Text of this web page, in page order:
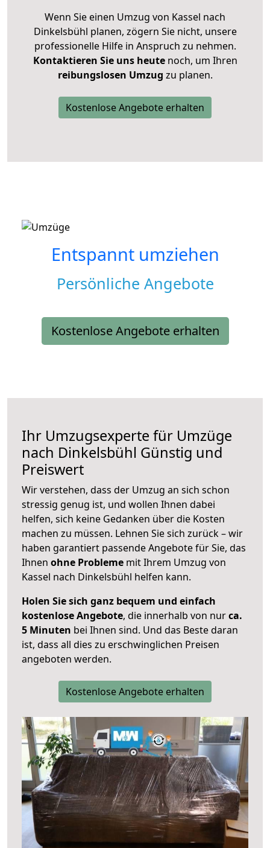
Wenn Sie einen Umzug von Kassel nach
Dinkelsbühl planen, zögern Sie nicht, unsere
professionelle Hilfe in Anspruch zu nehmen.
Kontaktieren Sie uns heutenoch, um Ihren
reibungslosen Umzug zu planen.
Kostenlose Angebote erhalten
Entspannt umziehen
Persönliche Angebote
Kostenlose Angebote erhalten
Ihr Umzugsexperte für Umzüge
nach Dinkelsbühl Günstig und
Preiswert
Wir verstehen, dass der Umzug an sich schon
stressig genug ist, und wollen Ihnen dabei
helfen, sich keine Gedanken über die Kosten
machen zu müssen. Lehnen Sie sich zurück – wir
haben garantiert passende Angebote für Sie, das
Ihnen ohne Probleme mit Ihrem Umzug von
Kassel nach Dinkelsbühl helfen kann.
Holen Sie sich ganz bequem und einfach
kostenlose Angebote, die innerhalb von nurca.
5 Minuten bei Ihnen sind. Und das Beste daran
ist, dass all dies zu erschwinglichen Preisen
angeboten werden.
Kostenlose Angebote erhalten